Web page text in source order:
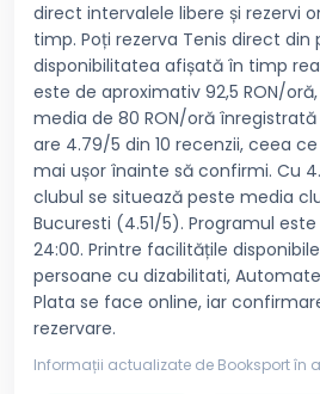
direct intervalele libere și rezervi
timp. Poți rezerva Tenis direct din
disponibilitatea afișată în timp
este de aproximativ 92,5 RON/
media de 80 RON/oră
are 4.79/5 din 10 recenzii, ceea
mai ușor înainte să confirmi. Cu
clubul se situează peste media
Bucuresti (4.51/5). Programul
24:00. Printre facilitățile
persoane cu dizabilitati,
Plata se face online, iar
rezervare.
Informații actualizate de Booksport în